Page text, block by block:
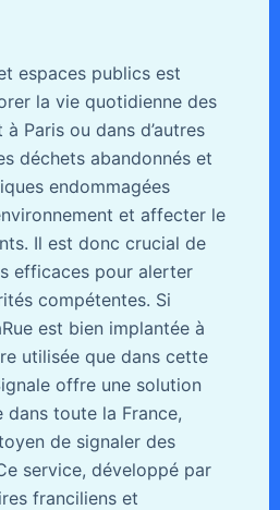
espaces publics est
la vie quotidienne des
Paris ou dans d’autres
déchets abandonnés et
endommagées
et affecter le
Il est donc crucial de
efficaces pour alerter
compétentes. Si
est bien implantée à
utilisée que dans cette
offre une solution
dans toute la France,
de signaler des
service, développé par
franciliens et